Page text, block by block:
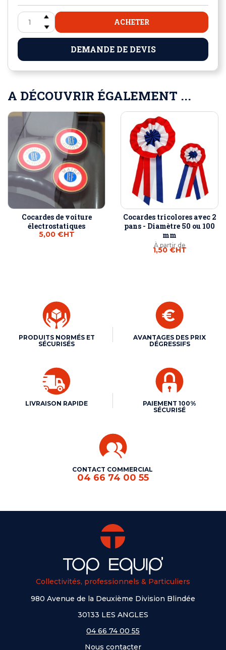
ACHETER
DEMANDE DE DEVIS
A DÉCOUVRIR ÉGALEMENT ...
Cocardes de voiture
électrostatiques
5,00 €HT
Cocardes tricolores avec 2
pans - Diamètre 50 ou 100
mm
À partir de
1,50 €HT
PRODUITS NORMÉS ET
SÉCURISÉS
AVANTAGES DES PRIX
DÉGRESSIFS
LIVRAISON RAPIDE
PAIEMENT 100%
SÉCURISÉ
CONTACT COMMERCIAL
04 66 74 00 55
Collectivités, professionnels & Particuliers
980 Avenue de la Deuxième Division Blindée
30133 LES ANGLES
04 66 74 00 55
Nous contacter